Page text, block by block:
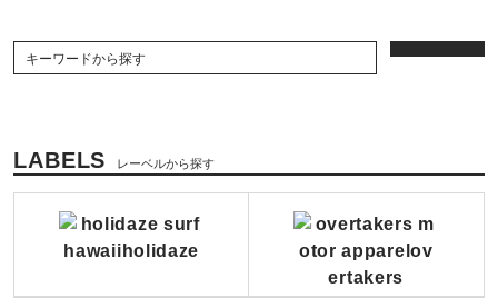
LABELS レーベルから探す